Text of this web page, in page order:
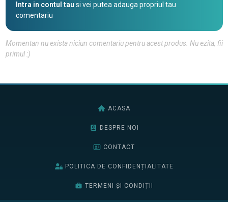
Intra in contul tau si vei putea adauga propriul tau
comentariu
Momentan nu exista niciun comentariu pentru acest produs. Nu ezita, fii
primul :)
ACASA
DESPRE NOI
CONTACT
POLITICA DE CONFIDENȚIALITATE
TERMENI ȘI CONDIȚII